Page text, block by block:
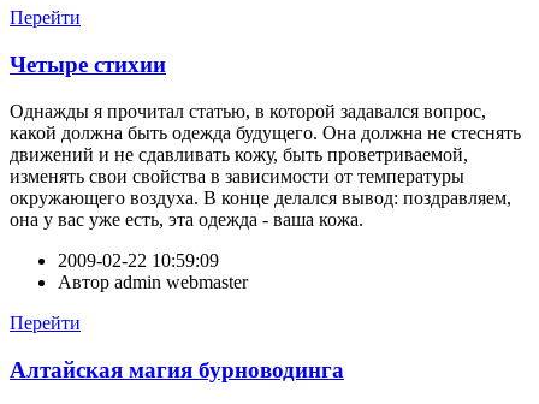
Перейти
Четыре стихии
Однажды я прочитал статью, в которой задавался вопрос,
какой должна быть одежда будущего. Она должна не стеснять
движений и не сдавливать кожу, быть проветриваемой,
изменять свои свойства в зависимости от температуры
окружающего воздуха. В конце делался вывод: поздравляем,
она у вас уже есть, эта одежда - ваша кожа.
2009-02-22 10:59:09
Автор admin webmaster
Перейти
Алтайская магия бурноводинга